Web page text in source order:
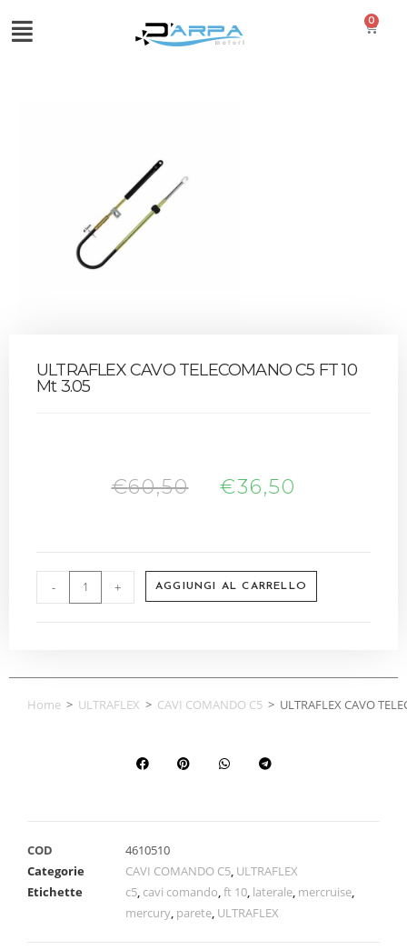
0
ULTRAFLEX CAVO TELECOMANO C5 FT 10
Mt 3.05
€60,50 €36,50
- + AGGIUNGI AL CARRELLO
Home > ULTRAFLEX > CAVI COMANDO C5 > ULTRAFLEX CAVO
COD
4610510
Categorie
CAVI COMANDO C5, ULTRAFLEX
Etichette
c5, cavi comando,ft 10, laterale, mercruise,
mercury, parete, ULTRAFLEX